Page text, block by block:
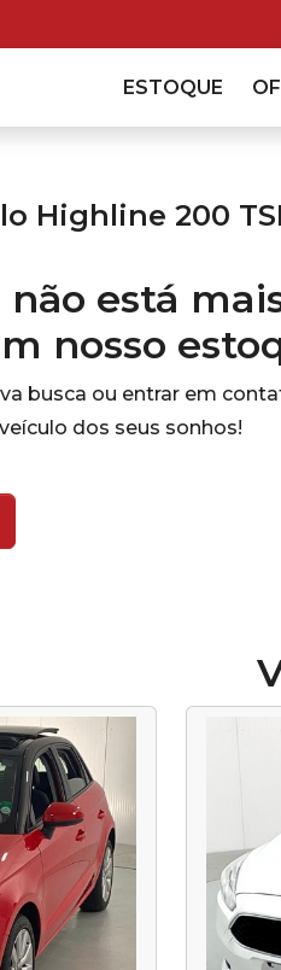
ESTOQUE
Highline 200
está
nosso
busca ou entrar em
dos seus sonhos!